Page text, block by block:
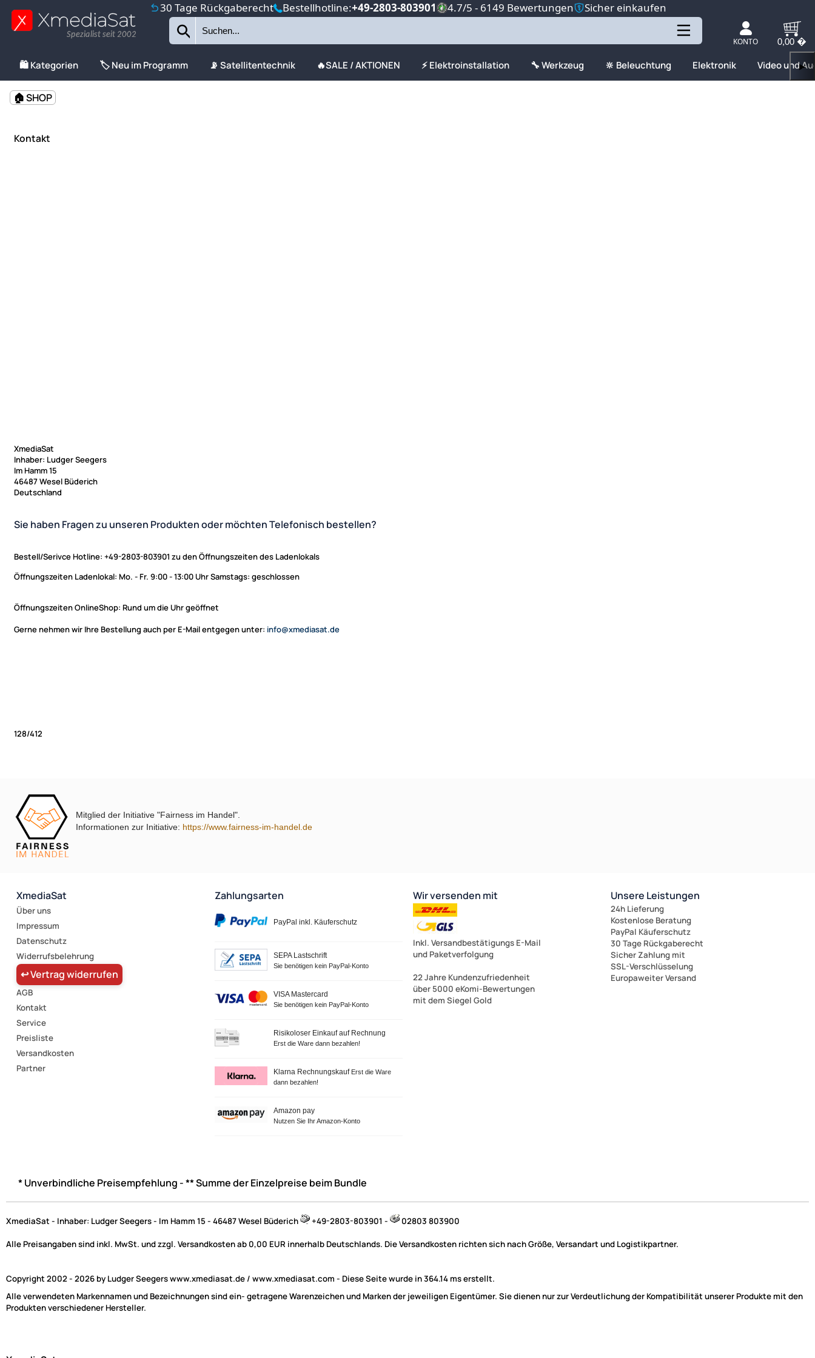
30 Tage Rückgaberecht Bestellhotline:+49-2803-803901 4.7/5 - 6149 Bewertungen Sicher einkaufen
Spezialist seit 2002
KONTO 0,00 �
🛍️ Kategorien 🏷️ Neu im Programm 📡 Satellitentechnik 🔥SALE / AKTIONEN ⚡ Elektroinstallation 🔧 Werkzeug 🔆 Beleuchtung Elektronik Video und▶
🏠 SHOP
Kontakt
XmediaSat
Inhaber: Ludger Seegers
Im Hamm 15
46487 Wesel Büderich
Deutschland
Sie haben Fragen zu unseren Produkten oder möchten Telefonisch bestellen?
Bestell/Serivce Hotline: +49-2803-803901 zu den Öffnungszeiten des Ladenlokals
Öffnungszeiten Ladenlokal: Mo. - Fr. 9:00 - 13:00 Uhr Samstags: geschlossen
Öffnungszeiten OnlineShop: Rund um die Uhr geöffnet
Gerne nehmen wir Ihre Bestellung auch per E-Mail entgegen unter: info@xmediasat.de
128/412
Mitglied der Initiative "Fairness im Handel".
Informationen zur Initiative: https://www.fairness-im-handel.de
XmediaSat
Über uns
Impressum
Datenschutz
Widerrufsbelehrung
↩ Vertrag widerrufen
AGB
Kontakt
Service
Preisliste
Versandkosten
Partner
Zahlungsarten
PayPal inkl. Käuferschutz
SEPA Lastschrift
Sie benötigen kein PayPal-Konto
VISA Mastercard
Sie benötigen kein PayPal-Konto
Risikoloser Einkauf auf Rechnung
Erst die Ware dann bezahlen!
Klarna Rechnungskauf Erst die Ware
dann bezahlen!
Amazon pay
Nutzen Sie Ihr Amazon-Konto
Wir versenden mit
Inkl. Versandbestätigungs E-Mail
und Paketverfolgung
22 Jahre Kundenzufriedenheit
über 5000 eKomi-Bewertungen
mit dem Siegel Gold
Unsere Leistungen
24h Lieferung
Kostenlose Beratung
PayPal Käuferschutz
30 Tage Rückgaberecht
Sicher Zahlung mit
SSL-Verschlüsselung
Europaweiter Versand
* Unverbindliche Preisempfehlung - ** Summe der Einzelpreise beim Bundle
XmediaSat - Inhaber: Ludger Seegers - Im Hamm 15 - 46487 Wesel Büderich +49-2803-803901 - 02803 803900
Alle Preisangaben sind inkl. MwSt. und zzgl. Versandkosten ab 0,00 EUR innerhalb Deutschlands. Die Versandkosten richten sich nach Größe, Versandart und Logistikpartner.
Copyright 2002 - 2026 by Ludger Seegers www.xmediasat.de / www.xmediasat.com - Diese Seite wurde in 364.14 ms erstellt.
Alle verwendeten Markennamen und Bezeichnungen sind ein- getragene Warenzeichen und Marken der jeweiligen Eigentümer. Sie dienen nur zur Verdeutlichung der Kompatibilität unserer Produkte mit den
Produkten verschiedener Hersteller.